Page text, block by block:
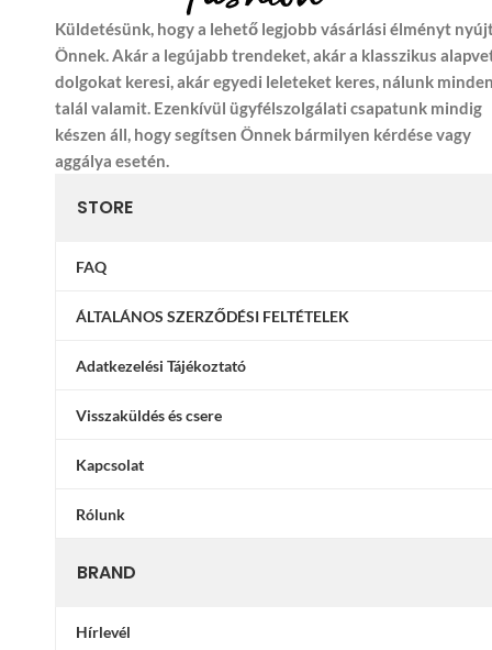
Küldetésünk, hogy a lehető legjobb vásárlási élményt
Önnek. Akár a legújabb trendeket, akár a klasszikus
dolgokat keresi, akár egyedi leleteket keres, nálunk
talál valamit. Ezenkívül ügyfélszolgálati csapatunk mindig
készen áll, hogy segítsen Önnek bármilyen kérdése vagy
aggálya esetén.
STORE
FAQ
ÁLTALÁNOS SZERZŐDÉSI FELTÉTELEK
Adatkezelési Tájékoztató
Visszaküldés és csere
Kapcsolat
Rólunk
BRAND
Hírlevél